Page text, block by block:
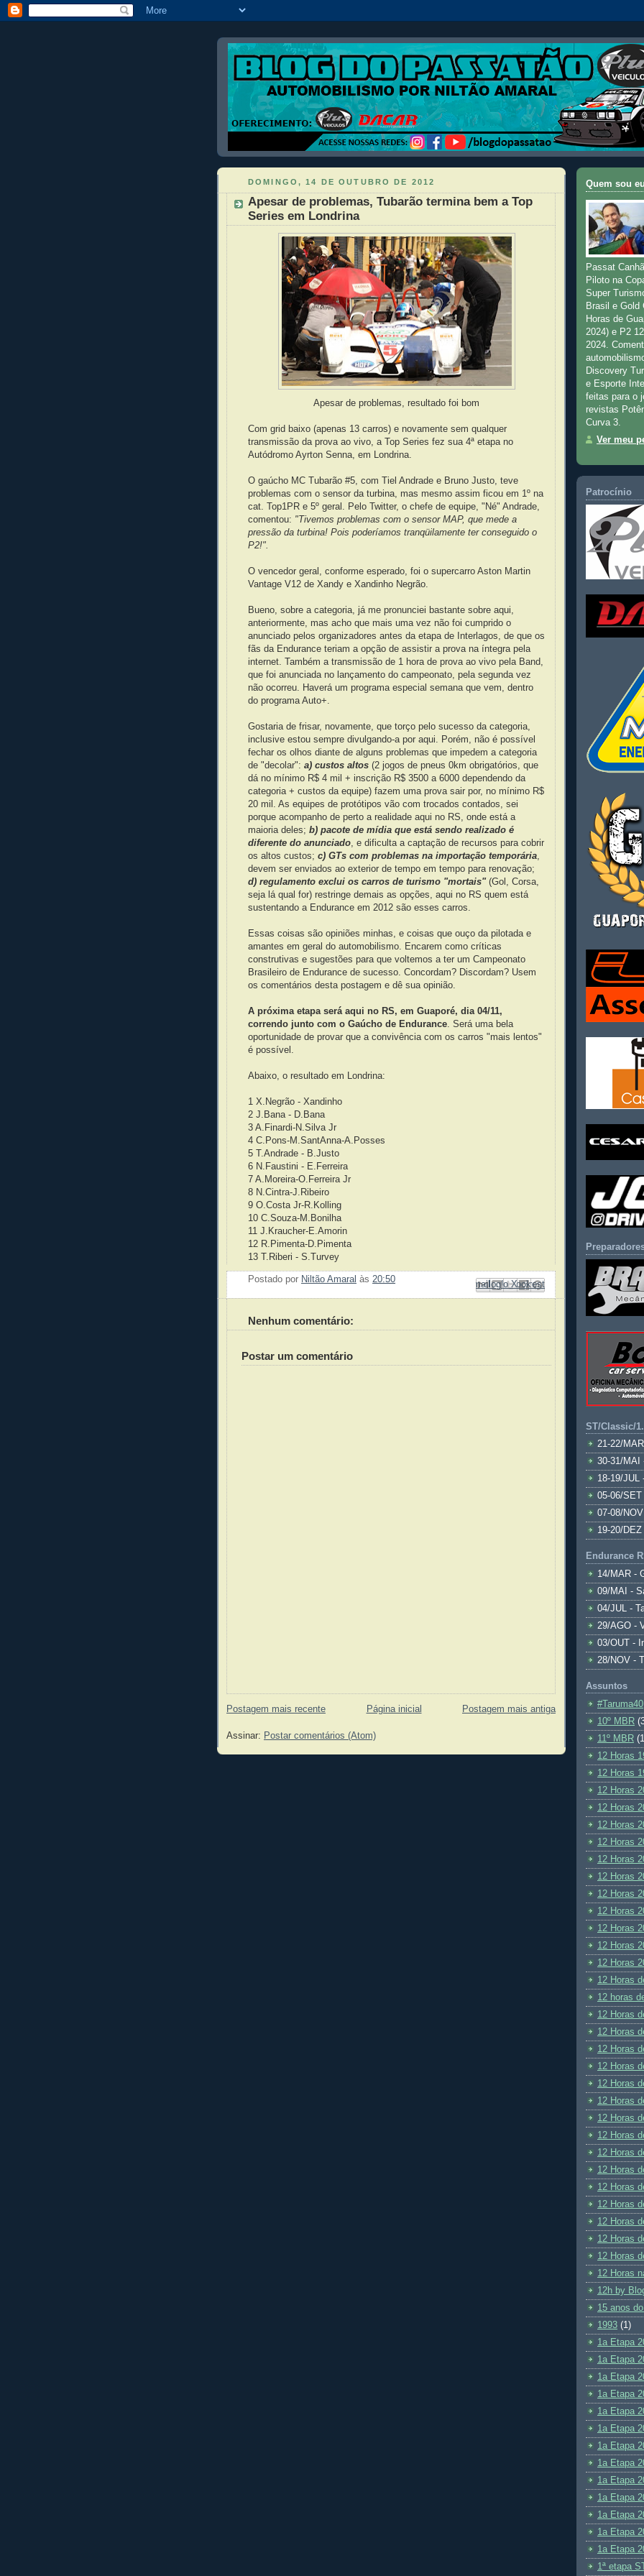
DOMINGO, 14 DE OUTUBRO DE 2012
Apesar de problemas, Tubarão termina bem a Top
Series em Londrina
Apesar de problemas, resultado foi bom
Com grid baixo (apenas 13 carros) e novamente sem qualquer
transmissão da prova ao vivo, a Top Series fez sua 4ª etapa no
Autódromo Ayrton Senna, em Londrina.
O gaúcho MC Tubarão #5, com Tiel Andrade e Bruno Justo, teve
problemas com o sensor da turbina, mas mesmo assim ficou em 1º na
cat. Top1PR e 5º geral. Pelo Twitter, o chefe de equipe, "Né" Andrade,
comentou: "Tivemos problemas com o sensor MAP, que mede a
pressão da turbina! Pois poderíamos tranqüilamente ter conseguido o
P2!".
O vencedor geral, conforme esperado, foi o supercarro Aston Martin
Vantage V12 de Xandy e Xandinho Negrão.
Bueno, sobre a categoria, já me pronunciei bastante sobre aqui,
anteriormente, mas acho que mais uma vez não foi cumprido o
anunciado pelos organizadores antes da etapa de Interlagos, de que os
fãs da Endurance teriam a opção de assistir a prova na íntegra pela
internet. Também a transmissão de 1 hora de prova ao vivo pela Band,
que foi anunciada no lançamento do campeonato, pela segunda vez
não ocorreu. Haverá um programa especial semana que vem, dentro
do programa Auto+.
Gostaria de frisar, novamente, que torço pelo sucesso da categoria,
inclusive estou sempre divulgando-a por aqui. Porém, não é possível
fechar os olhos diante de alguns problemas que impedem a categoria
de "decolar": a) custos altos (2 jogos de pneus 0km obrigatórios, que
dá no mínimo R$ 4 mil + inscrição R$ 3500 a 6000 dependendo da
categoria + custos da equipe) fazem uma prova sair por, no mínimo R$
20 mil. As equipes de protótipos vão com trocados contados, sei
porque acompanho de perto a realidade aqui no RS, onde está a
maioria deles; b) pacote de mídia que está sendo realizado é
diferente do anunciado , e dificulta a captação de recursos para cobrir
os altos custos; c) GTs com problemas na importação temporária
devem ser enviados ao exterior de tempo em tempo para renovação;
d) regulamento exclui os carros de turismo "mortais"(Gol, Corsa,
seja lá qual for) restringe demais as opções, aqui no RS quem está
sustentando a Endurance em 2012 são esses carros.
Essas coisas são opiniões minhas, e coisas que ouço da pilotada e
amantes em geral do automobilismo. Encarem como críticas
construtivas e sugestões para que voltemos a ter um Campeonato
Brasileiro de Endurance de sucesso. Concordam? Discordam? Usem
os comentários desta postagem e dê sua opinião.
A próxima etapa será aqui no RS, em Guaporé, dia 04/11,
correndo junto com o Gaúcho de Endurance . Será uma bela
oportunidade de provar que a convivência com os carros "mais lentos"
é possível.
Abaixo, o resultado em Londrina:
1 X.Negrão - Xandinho
2 J.Bana - D.Bana
3 A.Finardi-N.Silva Jr
4 C.Pons-M.SantAnna-A.Posses
5 T.Andrade - B.Justo
6 N.Faustini - E.Ferreira
7 A.Moreira-O.Ferreira Jr
8 N.Cintra-J.Ribeiro
9 O.Costa Jr-R.Kolling
10 C.Souza-M.Bonilha
11 J.Kraucher-E.Amorin
12 R.Pimenta-D.Pimenta
13 T.Riberi - S.Turvey
Postado por Niltão Amaral às 20:50 Enviar por e-mail
Postar no blog!
Compartilhar no X
Compartilhar no Facebook
Compartilhar com o Pinterest
Nenhum comentário:
Postar um comentário
Postagem mais recente Postagem mais antiga
Página inicial
Assinar: Postar comentários (Atom)
Quem sou
Passat
Piloto na
Super
Brasil e
Horas de
2024) e P2
2024.
Discovery
e Esporte
feitas para o
revistas
Curva 3.
Ver meu
Patrocínio
ST/Classic/
21-22/
30-31/MAI
18-19/JUL
05-06/
07-08/
19-20/
Endurance
14/MAR -
09/MAI -
04/JUL -
29/AGO -
03/OUT -
28/NOV -
Assuntos
#Taruma40
10º MBR
11º MBR
12 Horas
12 Horas
12 Horas
12 Horas
12 Horas
12 Horas
12 Horas
12 Horas
12 Horas
12 Horas
12 Horas
12 Horas
12 Horas
12 Horas
12 horas
12 Horas
12 Horas
12 Horas
12 Horas
12 Horas
12 Horas
12 Horas
12 Horas
12 Horas
12 Horas
12 Horas
12 Horas
12 Horas
12 Horas
12 Horas
12 Horas
12h by
15 anos
1993 (1)
1a Etapa
1a Etapa
1a Etapa
1a Etapa
1a Etapa
1a Etapa
1a Etapa
1a Etapa
1a Etapa
1a Etapa
1a Etapa
1a Etapa
1a Etapa
1ª etapa